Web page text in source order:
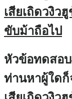
เสียเถิดวงิว
ขับม้าถือไป
หัวข้อทดสอบ
ท่านหาผู้ใด